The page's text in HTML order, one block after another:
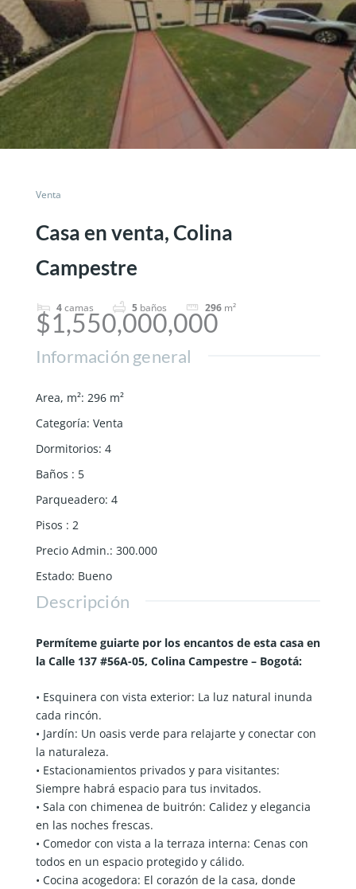
Venta
Casa en venta, Colina
Campestre
4camas 5 baños 296 m²
$1,550,000,000
Información general
Area, m²: 296 m²
Categoría: Venta
Dormitorios: 4
Baños : 5
Parqueadero: 4
Pisos : 2
Precio Admin.: 300.000
Estado: Bueno
Descripción
Permíteme guiarte por los encantos de esta casa en
la Calle 137 #56A-05, Colina Campestre – Bogotá:
• Esquinera con vista exterior: La luz natural inunda
cada rincón.
• Jardín: Un oasis verde para relajarte y conectar con
la naturaleza.
• Estacionamientos privados y para visitantes:
Siempre habrá espacio para tus invitados.
• Sala con chimenea de buitrón: Calidez y elegancia
en las noches frescas.
• Comedor con vista a la terraza interna: Cenas con
todos en un espacio protegido y cálido.
• Cocina acogedora: El corazón de la casa, donde